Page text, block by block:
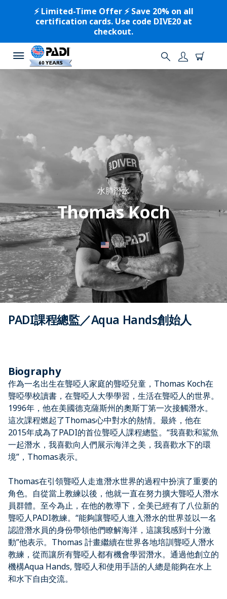
⚡️ Limited-Time Offer ⚡️ Save 20% on all
certification cards. Use code DIVE20 at
checkout.
水肺潛水
Thomas Koch
美國
PADI課程總監／Aqua Hands創始人
Biography
作為一名出生在聾啞人家庭的聾啞兒童，Thomas Koch在
聾啞學校讀書，在聾啞人大學學習，生活在聾啞人的世界。
1996年，他在美國德克薩斯州的奧斯丁第一次接觸潛水。
這次課程燃起了Thomas心中對水的熱情。最終，他在
2015年成為了PADI的首位聾啞人課程總監。“我喜歡和鯊魚
一起潛水，我喜歡向人們展示海洋之美，我喜歡水下的環
境”，Thomas表示。
Thomas在引領聾啞人走進潛水世界的過程中扮演了重要的
角色。自從當上教練以後，他就一直在努力擴大聾啞人潛水
員群體。至今為止，在他的教導下，全美已經有了八位新的
聾啞人PADI教練。“能夠讓聾啞人進入潛水的世界並以一名
認證潛水員的身份帶領他們瞭解海洋，這讓我感到十分激
動”他表示。Thomas 計畫繼續在世界各地培訓聾啞人潛水
教練，從而讓所有聾啞人都有機會學習潛水。通過他創立的
機構Aqua Hands, 聾啞人和使用手語的人總是能夠在水上
和水下自由交流。